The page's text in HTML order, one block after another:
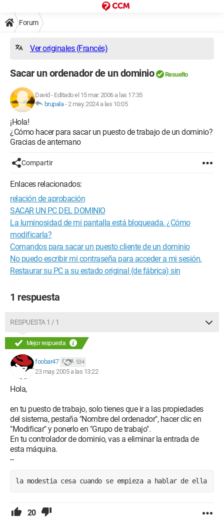
Forum
Ver originales (Francés)
Sacar un ordenador de un dominio Resuelto
David - Editado el 15 mar. 2006 a las 17:35
brupala-2 may. 2024 a las 10:05
¡Hola!
¿Cómo hacer para sacar un puesto de trabajo de un dominio?
Gracias de antemano
Compartir
Enlaces relacionados:
relación de aprobación
SACAR UN PC DEL DOMINIO
La luminosidad de mi pantalla está bloqueada. ¿Cómo
modificarla?
Comandos para sacar un puesto cliente de un dominio
No puedo escribir mi contraseña para acceder a mi sesión.
Restaurar su PC a su estado original (de fábrica) sin
1 respuesta
RESPUESTA 1 / 1
Mejor respuesta
foobar47 534
23 may. 2005 a las 13:22
Hola,
en tu puesto de trabajo, solo tienes que ir a las propiedades
del sistema, pestaña "Nombre del ordenador", hacer clic en
"Modificar" y ponerlo en "Grupo de trabajo".
En tu controlador de dominio, vas a eliminar la entrada de
esta máquina.
--
la modestia cesa cuando se empieza a hablar de ella
20